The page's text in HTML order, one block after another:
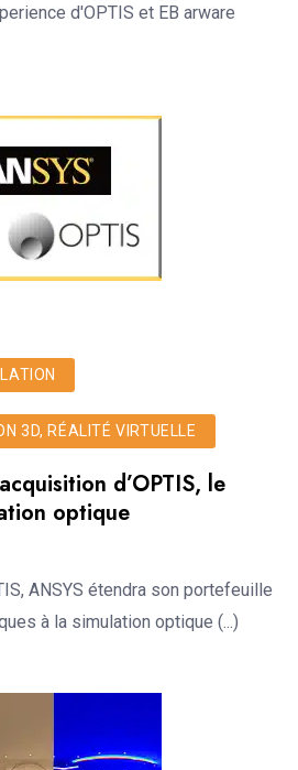
d'OPTIS et EB arware
3D, RÉALITÉ VIRTUELLE
d’OPTIS, le
optique
ANSYS étendra son portefeuille
à la simulation optique (...)